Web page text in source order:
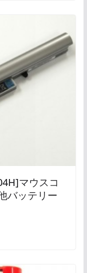
マウスコ
バッテリー